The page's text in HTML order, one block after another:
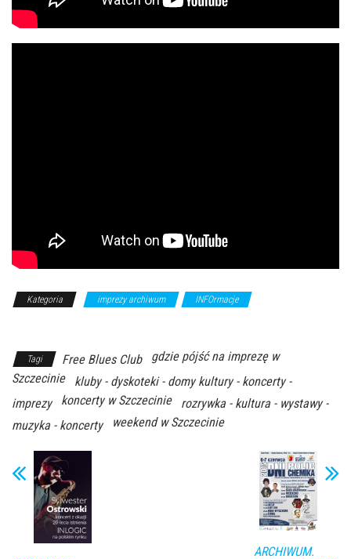
Kategoria imprezy archiwum INFOrmacje
Tagi Free Blues Club
gdzie pójść na imprezę w
Szczecinie
kluby - dyskoteki - domy kultury - koncerty -
imprezy
koncerty w Szczecinie
rozrywka - kultura - wystawy -
muzyka - koncerty
weekend w Szczecinie
ARCHIWUM.